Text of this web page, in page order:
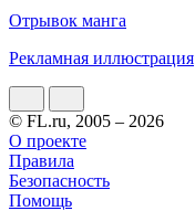
Отрывок манга
Рекламная иллюстрация
© FL.ru, 2005 – 2026
О проекте
Правила
Безопасность
Помощь